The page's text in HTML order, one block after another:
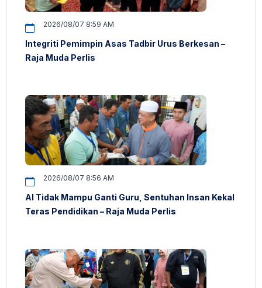
2026/08/07 8:59 AM
Integriti Pemimpin Asas Tadbir Urus Berkesan –
Raja Muda Perlis
2026/08/07 8:56 AM
AI Tidak Mampu Ganti Guru, Sentuhan Insan Kekal
Teras Pendidikan – Raja Muda Perlis